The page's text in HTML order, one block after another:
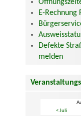
E-Rechnung
Defekte
melden
< Juli